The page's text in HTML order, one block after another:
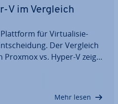
V im Vergleich
für Vir­tua­li­sie­
Der Vergleich
vs. Hyper-V zeigt,
und Open-
Mehr lesen